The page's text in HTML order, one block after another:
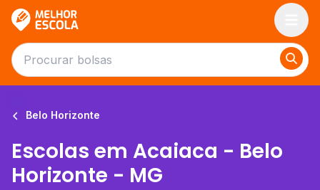
Belo Horizonte
Escolas em Acaiaca - Belo
Horizonte - MG